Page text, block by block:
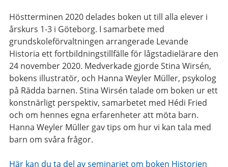
Höstterminen 2020 delades boken ut till alla elever i
årskurs 1-3 i Göteborg. I samarbete med
grundskoleförvaltningen arrangerade Levande
Historia ett fortbildningstillfälle för lågstadielärare den
24 november 2020. Medverkade gjorde Stina Wirsén,
bokens illustratör, och Hanna Weyler Müller, psykolog
på Rädda barnen. Stina Wirsén talade om boken ur ett
konstnärligt perspektiv, samarbetet med Hédi Fried
och om hennes egna erfarenheter att möta barn.
Hanna Weyler Müller gav tips om hur vi kan tala med
barn om svåra frågor.
Här kan du ta del av seminariet om boken Historien